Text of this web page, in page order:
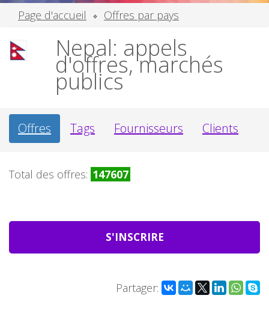
Page d'accueil
Offres par pays
Nepal: appels
d'offres, marchés
publics
Offres Tags Fournisseurs Clients
Total des offres: 147607
S'INSCRIRE
Partager: